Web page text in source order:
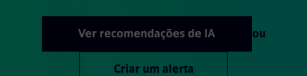
Ver recomendações de IA ou
Criar um alerta